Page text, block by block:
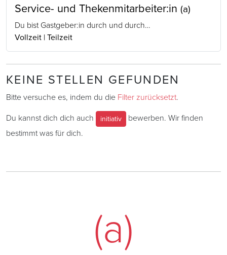
Service- und Thekenmitarbeiter:in (a)
Du bist Gastgeber:in durch und durch…
Vollzeit | Teilzeit
KEINE STELLEN GEFUNDEN
Bitte versuche es, indem du die Filter zurücksetzt.
Du kannst dich dich auch
initiativ
bewerben. Wir finden
bestimmt was für dich.
(a)